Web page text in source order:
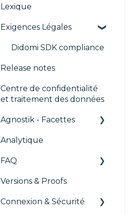
IAB GPP Framework
Guides de Migration
TCF v2.2
ACM (Advance
Monitoring)
AB testing
Paywalls
CMS
Analytics
Intégrations
génériques
Marketing automatisé
Lexique
Exigences Légales
Didomi SDK compliance
Release notes
Centre de confidentialité
et traitement des données
Agnostik - Facettes
Trackers
Analytique
FAQ
CMP / Configuration
Versions & Proofs
Connexion & Sécurité